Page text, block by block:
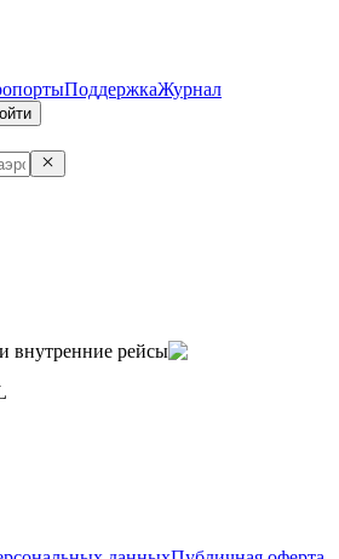
ПоддержкаЖурнал
внутренние рейсы